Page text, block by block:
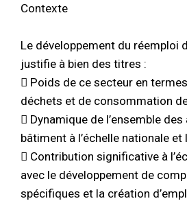
Contexte
Le développement du réemploi
justifie à bien des titres :
 Poids de ce secteur en
déchets et de consommation
 Dynamique de l’ensemble
bâtiment à l’échelle nationale et
 Contribution significative à
avec le développement de
spécifiques et la création